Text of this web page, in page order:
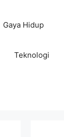
Gaya Hidup
Teknologi